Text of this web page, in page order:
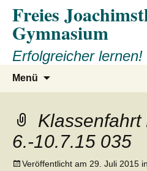
Freies
Gymnasium
Erfolgreicher lernen!
Menü
Klassenfahrt
6.-10.7.15 035
Veröffentlicht am 29. Juli 2015 in